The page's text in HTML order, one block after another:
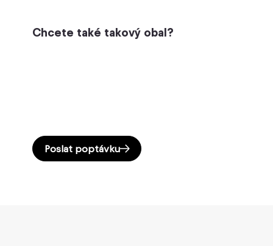
Chcete také takový obal?
Poslat poptávku